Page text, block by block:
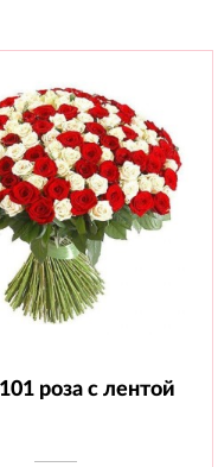
Роза 60 см - 101 шт.,
роза с лентой